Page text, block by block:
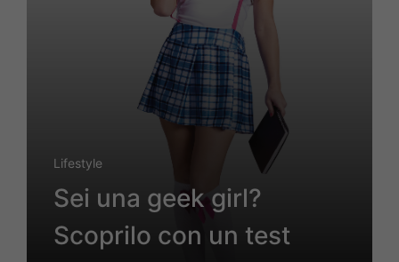
Lifestyle
Sei una geek girl?
Scoprilo con un test